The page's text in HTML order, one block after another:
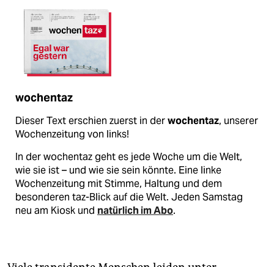
wochentaz
Dieser Text erschien zuerst in derwochentaz, unserer
Wochenzeitung von links!
In der wochentaz geht es jede Woche um die Welt,
wie sie ist – und wie sie sein könnte. Eine linke
Wochenzeitung mit Stimme, Haltung und dem
besonderen taz-Blick auf die Welt. Jeden Samstag
neu am Kiosk und natürlich im Abo.